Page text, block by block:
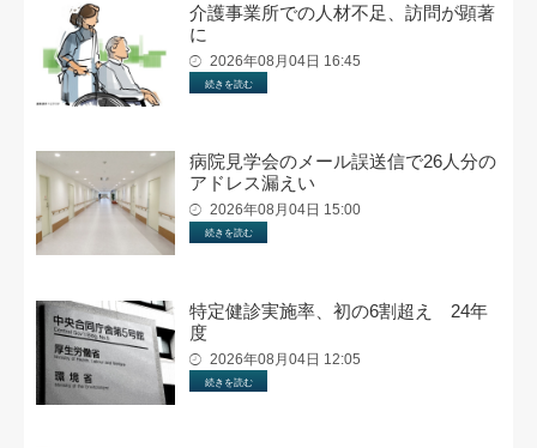
介護事業所での人材不足、訪問が顕著
に
2026年08月04日 16:45
続きを読む
病院見学会のメール誤送信で26人分の
アドレス漏えい
2026年08月04日 15:00
続きを読む
特定健診実施率、初の6割超え 24年
度
2026年08月04日 12:05
続きを読む